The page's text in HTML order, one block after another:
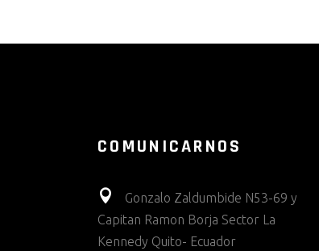
COMUNICARNOS
Gonzalo Zaldumbide N53-69 y
Capitan Ramon Borja Sector La
Kennedy Quito- Ecuador